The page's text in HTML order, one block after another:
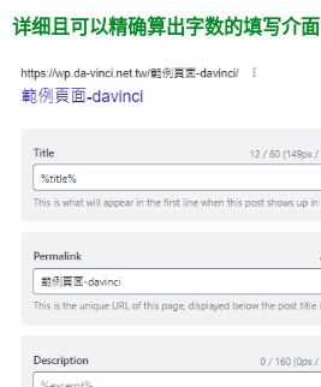
详细且可以精确算出字数的填写介面